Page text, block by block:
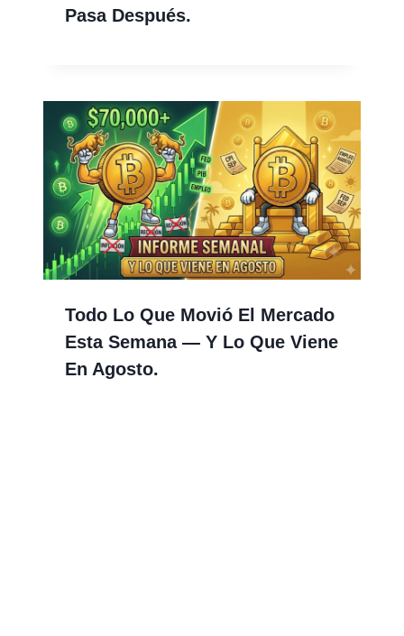
Pasa Después.
Todo Lo Que Movió El Mercado
Esta Semana — Y Lo Que Viene
En Agosto.